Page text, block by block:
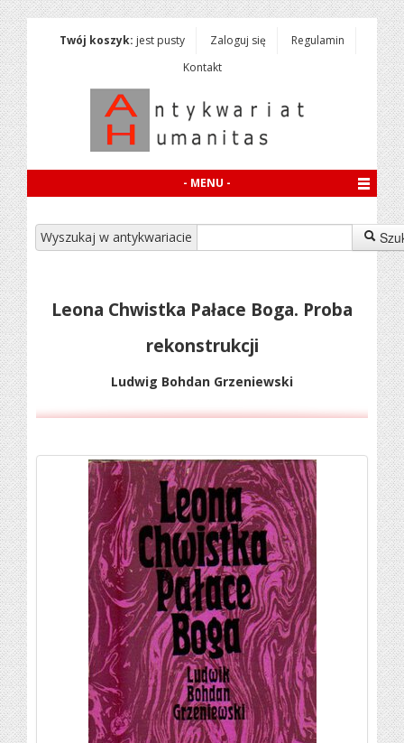
Twój koszyk: jest pusty Zaloguj się
Regulamin
Kontakt
- MENU -
Wyszukaj w antykwariacie
Leona Chwistka Pałace Boga. Proba
rekonstrukcji
Ludwig Bohdan Grzeniewski